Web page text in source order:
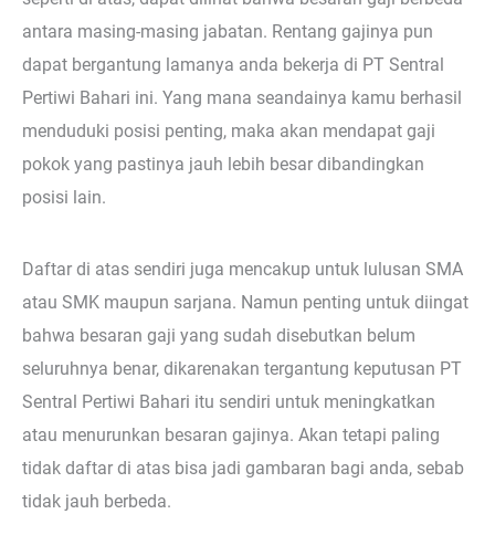
antara masing-masing jabatan. Rentang gajinya pun
dapat bergantung lamanya anda bekerja di PT Sentral
Pertiwi Bahari ini. Yang mana seandainya kamu berhasil
menduduki posisi penting, maka akan mendapat gaji
pokok yang pastinya jauh lebih besar dibandingkan
posisi lain.
Daftar di atas sendiri juga mencakup untuk lulusan SMA
atau SMK maupun sarjana. Namun penting untuk diingat
bahwa besaran gaji yang sudah disebutkan belum
seluruhnya benar, dikarenakan tergantung keputusan PT
Sentral Pertiwi Bahari itu sendiri untuk meningkatkan
atau menurunkan besaran gajinya. Akan tetapi paling
tidak daftar di atas bisa jadi gambaran bagi anda, sebab
tidak jauh berbeda.